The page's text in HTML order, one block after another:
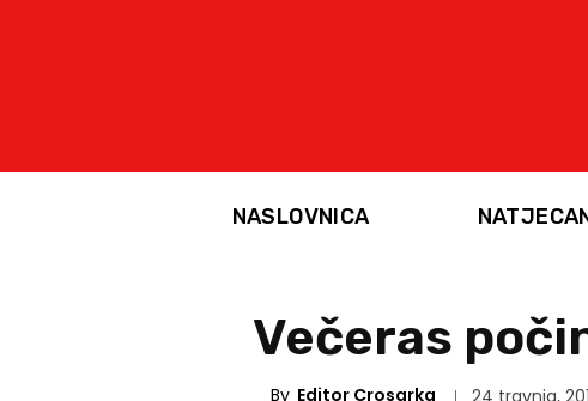
NASLOVNICA
Večeras
By Editor Crosarka